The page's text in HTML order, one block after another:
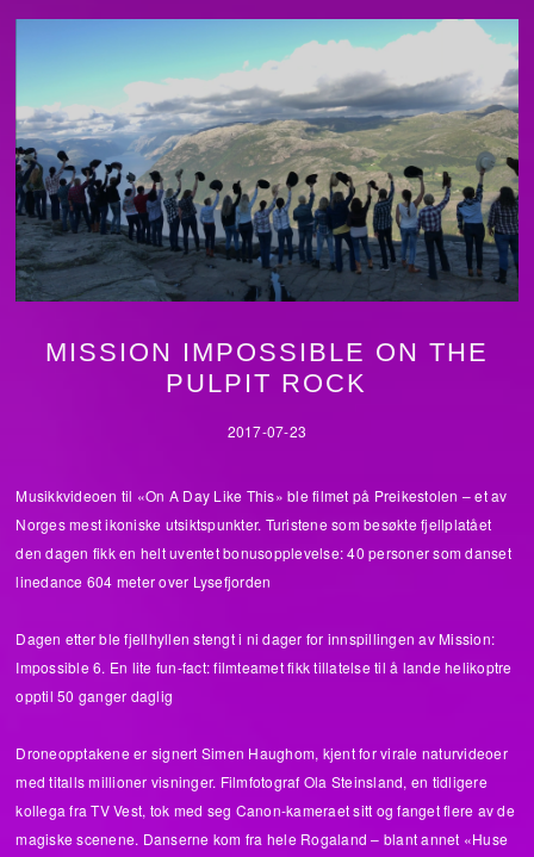
MISSION IMPOSSIBLE ON THE
PULPIT ROCK
2017-07-23
Musikkvideoen til «On A Day Like This» ble filmet på Preikestolen – et av
Norges mest ikoniske utsiktspunkter. Turistene som besøkte fjellplatået
den dagen fikk en helt uventet bonusopplevelse: 40 personer som danset
linedance 604 meter over Lysefjorden
Dagen etter ble fjellhyllen stengt i ni dager for innspillingen av Mission:
Impossible 6. En lite fun-fact: filmteamet fikk tillatelse til å lande helikoptre
opptil 50 ganger daglig
Droneopptakene er signert Simen Haughom, kjent for virale naturvideoer
med titalls millioner visninger. Filmfotograf Ola Steinsland, en tidligere
kollega fra TV Vest, tok med seg Canon-kameraet sitt og fanget flere av de
magiske scenene. Danserne kom fra hele Rogaland – blant annet «Huse